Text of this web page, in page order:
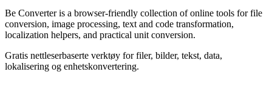
Be Converter is a browser-friendly collection of online tools for file
conversion, image processing, text and code transformation,
localization helpers, and practical unit conversion.
Gratis nettleserbaserte verktøy for filer, bilder, tekst, data,
lokalisering og enhetskonvertering.